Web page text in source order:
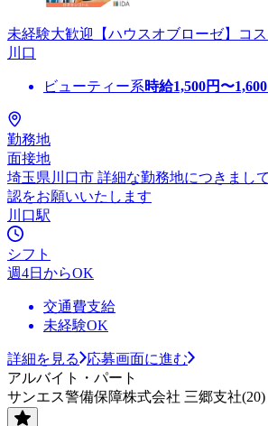
未経験大歓迎【ハウスオブローゼ】コ
川口
ビューティー系時給1,500円〜1,600
勤務地
面接地
埼玉県川口市 詳細な勤務地につきまし
認をお願いいたします
川口駅
シフト
週4日からOK
交通費支給
未経験OK
詳細を見る
応募画面に進む
アルバイト・パート
サンエス警備保障株式会社 三郷支社(20)